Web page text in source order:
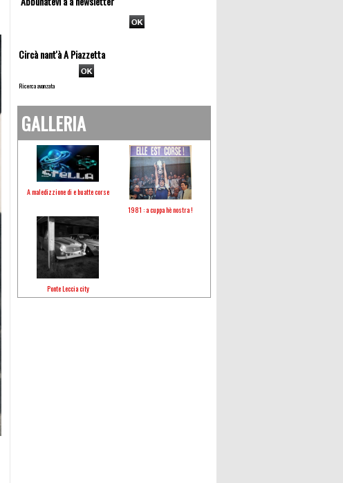
Circà nant'à A Piazzetta
Ricerca avanzata
GALLERIA
A maledizzione di e buatte corse
1981 : a cuppa hè nostra !
Ponte Leccia city